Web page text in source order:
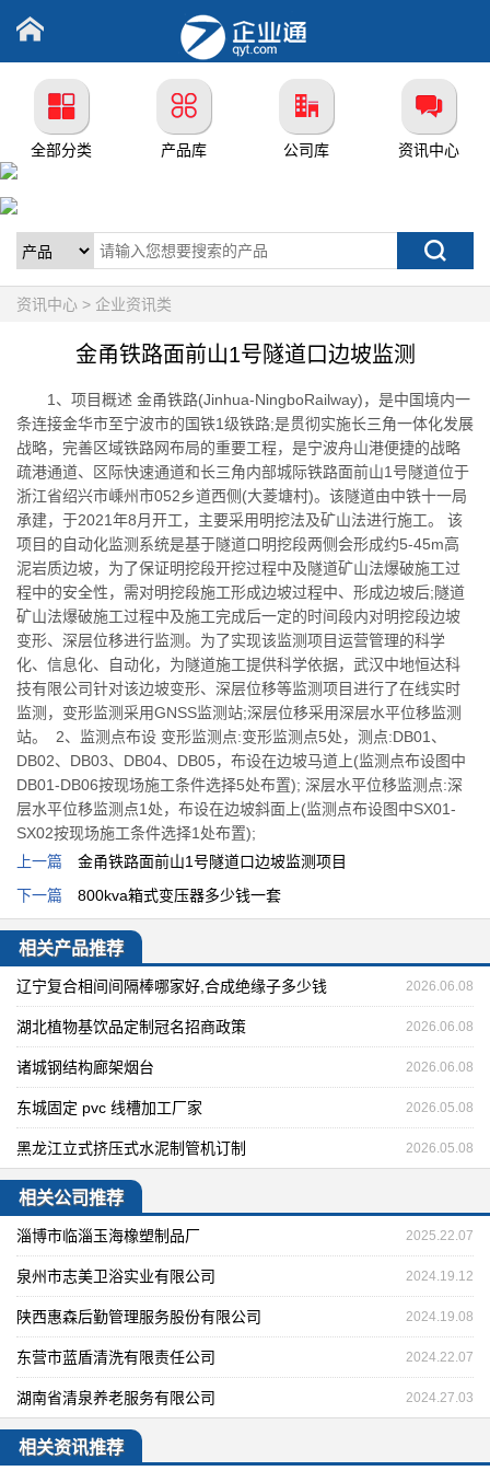
全部分类 产品库 公司库 资讯中心
资讯中心 > 企业资讯类
金甬铁路面前山1号隧道口边坡监测
1、项目概述 金甬铁路(Jinhua-NingboRailway)，是中国境内一
条连接金华市至宁波市的国铁1级铁路;是贯彻实施长三角一体化发展
战略，完善区域铁路网布局的重要工程，是宁波舟山港便捷的战略
疏港通道、区际快速通道和长三角内部城际铁路面前山1号隧道位于
浙江省绍兴市嵊州市052乡道西侧(大菱塘村)。该隧道由中铁十一局
承建，于2021年8月开工，主要采用明挖法及矿山法进行施工。 该
项目的自动化监测系统是基于隧道口明挖段两侧会形成约5-45m高
泥岩质边坡，为了保证明挖段开挖过程中及隧道矿山法爆破施工过
程中的安全性，需对明挖段施工形成边坡过程中、形成边坡后;隧道
矿山法爆破施工过程中及施工完成后一定的时间段内对明挖段边坡
变形、深层位移进行监测。为了实现该监测项目运营管理的科学
化、信息化、自动化，为隧道施工提供科学依据，武汉中地恒达科
技有限公司针对该边坡变形、深层位移等监测项目进行了在线实时
监测，变形监测采用GNSS监测站;深层位移采用深层水平位移监测
站。 2、监测点布设 变形监测点:变形监测点5处，测点:DB01、
DB02、DB03、DB04、DB05，布设在边坡马道上(监测点布设图中
DB01-DB06按现场施工条件选择5处布置); 深层水平位移监测点:深
层水平位移监测点1处，布设在边坡斜面上(监测点布设图中SX01-
SX02按现场施工条件选择1处布置);
上一篇 金甬铁路面前山1号隧道口边坡监测项目
下一篇 800kva箱式变压器多少钱一套
相关产品推荐
辽宁复合相间间隔棒哪家好,合成绝缘子多少钱 2026.06.08
湖北植物基饮品定制冠名招商政策 2026.06.08
诸城钢结构廊架烟台 2026.06.08
东城固定 pvc 线槽加工厂家 2026.05.08
黑龙江立式挤压式水泥制管机订制 2026.05.08
相关公司推荐
淄博市临淄玉海橡塑制品厂 2025.22.07
泉州市志美卫浴实业有限公司 2024.19.12
陕西惠森后勤管理服务股份有限公司 2024.19.08
东营市蓝盾清洗有限责任公司 2024.22.07
湖南省清泉养老服务有限公司 2024.27.03
相关资讯推荐